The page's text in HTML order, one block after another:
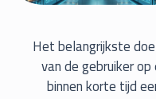
Het belangrijkste
van de gebruiker
binnen korte tijd